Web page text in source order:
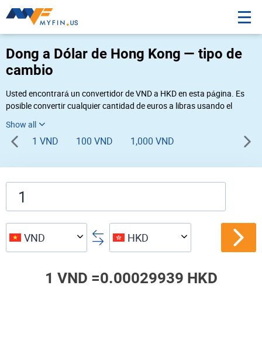
Dong a Dólar de Hong Kong — tipo de
cambio
Usted encontrará un convertidor de VND a HKD en esta página. Es
posible convertir cualquier cantidad de euros a libras usando el
usted necesita una conversión inversa, vaya al convertidor de pares
deHKD VND.
1 VND 100 VND 1,000 VND
VND HKD
1 VND =0.00029939 HKD